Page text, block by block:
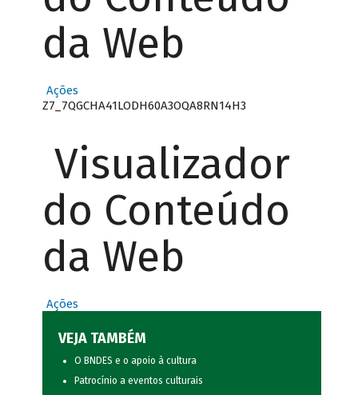
da Web
Ações
Z7_7QGCHA41LODH60A3OQA8RN14H3
Visualizador
do Conteúdo
da Web
Ações
VEJA TAMBÉM
O BNDES e o apoio à cultura
Patrocínio a eventos culturais